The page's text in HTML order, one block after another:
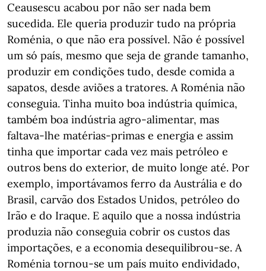
Ceausescu acabou por não ser nada bem
sucedida. Ele queria produzir tudo na própria
Roménia, o que não era possível. Não é possível
um só país, mesmo que seja de grande tamanho,
produzir em condições tudo, desde comida a
sapatos, desde aviões a tratores. A Roménia não
conseguia. Tinha muito boa indústria química,
também boa indústria agro-alimentar, mas
faltava-lhe matérias-primas e energia e assim
tinha que importar cada vez mais petróleo e
outros bens do exterior, de muito longe até. Por
exemplo, importávamos ferro da Austrália e do
Brasil, carvão dos Estados Unidos, petróleo do
Irão e do Iraque. E aquilo que a nossa indústria
produzia não conseguia cobrir os custos das
importações, e a economia desequilibrou-se. A
Roménia tornou-se um país muito endividado,